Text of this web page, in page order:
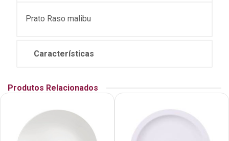
Prato Raso malibu
Características
Produtos Relacionados